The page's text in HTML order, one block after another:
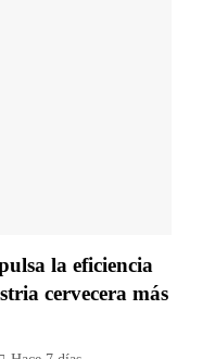
la eficiencia
cervecera más